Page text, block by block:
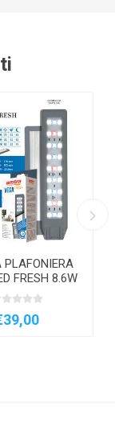
PLAFONIERA
FRESH 8.6W